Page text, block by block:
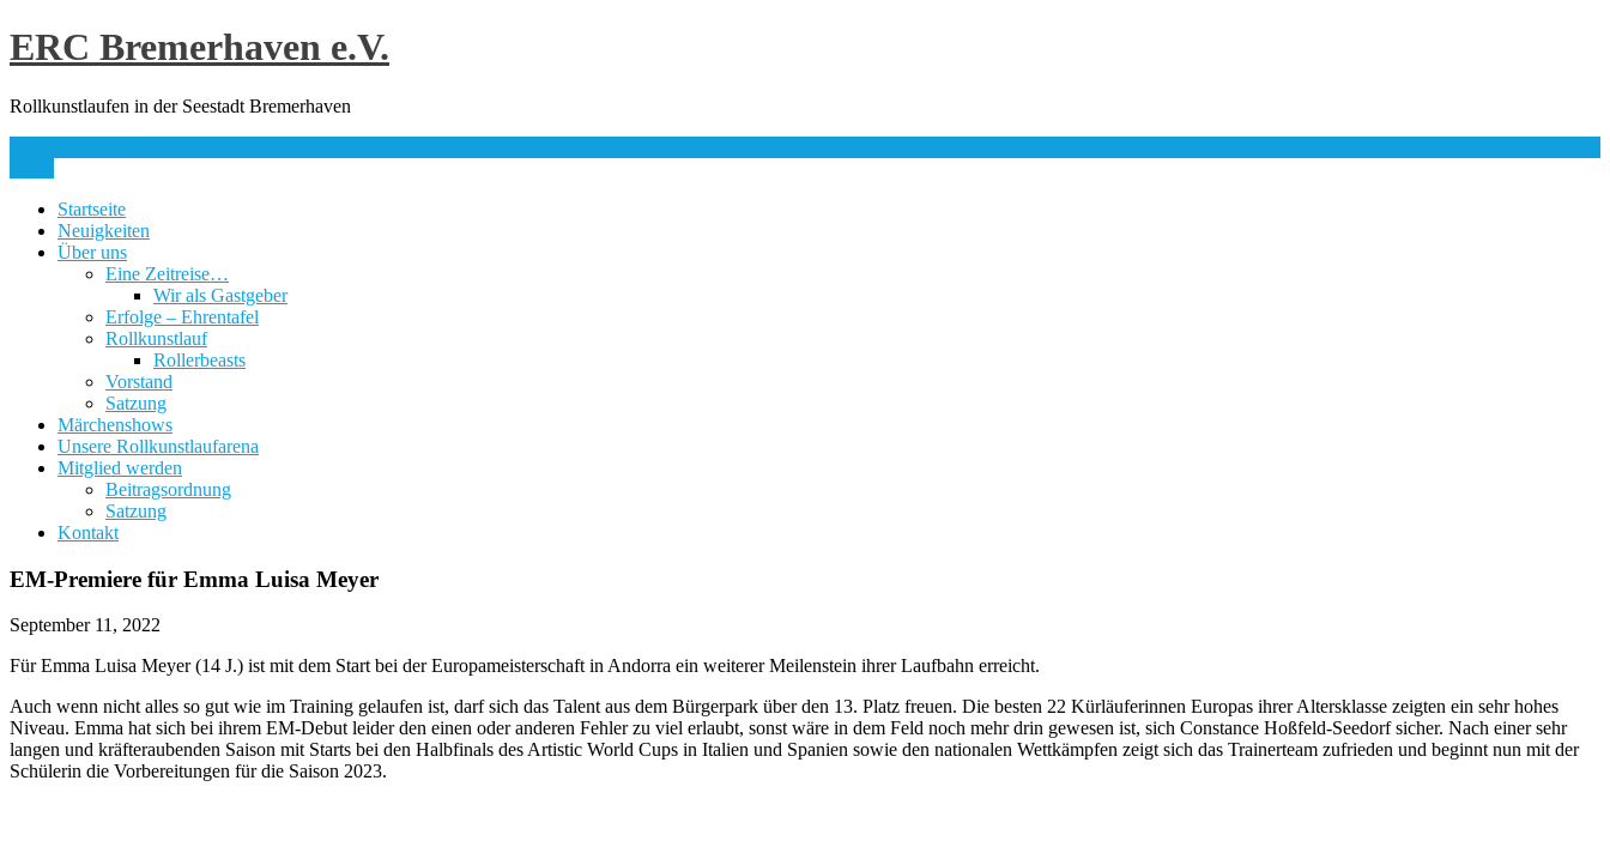
Skip
to
ERC Bremerhaven e.V.
Rollkunstlaufen in der Seestadt Bremerhaven
Startseite
Neuigkeiten
Über uns
Eine Zeitreise…
Wir als Gastgeber
Erfolge – Ehrentafel
Rollkunstlauf
Rollerbeasts
Vorstand
Satzung
Märchenshows
Unsere Rollkunstlaufarena
Mitglied werden
Beitragsordnung
Satzung
Kontakt
EM-Premiere für Emma Luisa Meyer
September 11, 2022
Für Emma Luisa Meyer (14 J.) ist mit dem Start bei der Europameisterschaft in Andorra ein weiterer Meilenstein ihrer Laufbahn erreicht.
Auch wenn nicht alles so gut wie im Training gelaufen ist, darf sich das Talent aus dem Bürgerpark über den 13. Platz freuen. Die besten 22 Kürläuferinnen Europas ihrer Altersklasse zeigten ein sehr hohes
Niveau. Emma hat sich bei ihrem EM-Debut leider den einen oder anderen Fehler zu viel erlaubt, sonst wäre in dem Feld noch mehr drin gewesen ist, sich Constance Hoßfeld-Seedorf sicher. Nach einer sehr
langen und kräfteraubenden Saison mit Starts bei den Halbfinals des Artistic World Cups in Italien und Spanien sowie den nationalen Wettkämpfen zeigt sich das Trainerteam zufrieden und beginnt nun mit der
Schülerin die Vorbereitungen für die Saison 2023.